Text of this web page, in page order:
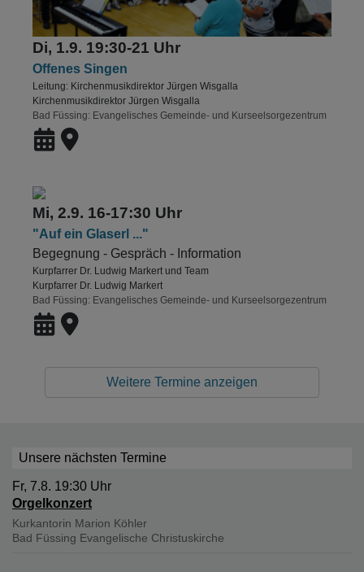
Di, 1.9. 19:30-21 Uhr
Offenes Singen
Leitung: Kirchenmusikdirektor Jürgen Wisgalla
Kirchenmusikdirektor Jürgen Wisgalla
Bad Füssing
Evangelisches Gemeinde- und Kurseelsorgezentrum
Mi, 2.9. 16-17:30 Uhr
"Auf ein Glaserl ..."
Begegnung - Gespräch - Information
Kurpfarrer Dr. Ludwig Markert und Team
Kurpfarrer Dr. Ludwig Markert
Bad Füssing
Evangelisches Gemeinde- und Kurseelsorgezentrum
Weitere Termine anzeigen
Unsere nächsten Termine
Fr, 7.8. 19:30 Uhr
Orgelkonzert
Kurkantorin Marion Köhler
Bad Füssing Evangelische Christuskirche